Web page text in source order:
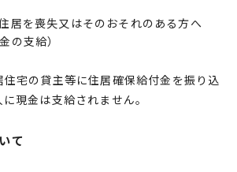
居を喪失又はそのおそれのある方へ
の支給）
宅の貸主等に住居確保給付金を振り込
現金は支給されません。
て